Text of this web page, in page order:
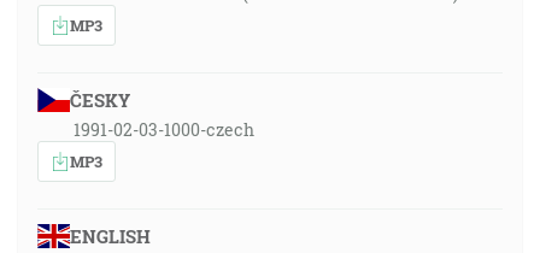
MP3
ČESKY
1991-02-03-1000-czech
MP3
ENGLISH